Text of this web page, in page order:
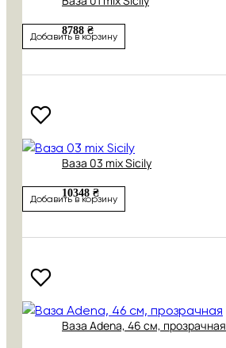
8788 ₴
Добавить в корзину
Ваза 03 mix Sicily
10348 ₴
Добавить в корзину
Ваза Adena, 46 см, прозрачная